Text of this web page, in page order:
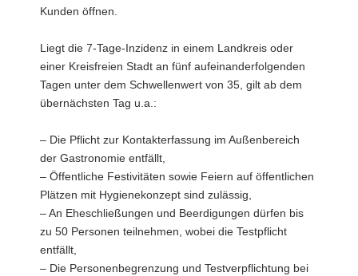
Kunden öffnen.
Liegt die 7-Tage-Inzidenz in einem Landkreis oder
einer Kreisfreien Stadt an fünf aufeinanderfolgenden
Tagen unter dem Schwellenwert von 35, gilt ab dem
übernächsten Tag u.a.:
– Die Pflicht zur Kontakterfassung im Außenbereich
der Gastronomie entfällt,
– Öffentliche Festivitäten sowie Feiern auf öffentlichen
Plätzen mit Hygienekonzept sind zulässig,
– An Eheschließungen und Beerdigungen dürfen bis
zu 50 Personen teilnehmen, wobei die Testpflicht
entfällt,
– Die Personenbegrenzung und Testverpflichtung bei